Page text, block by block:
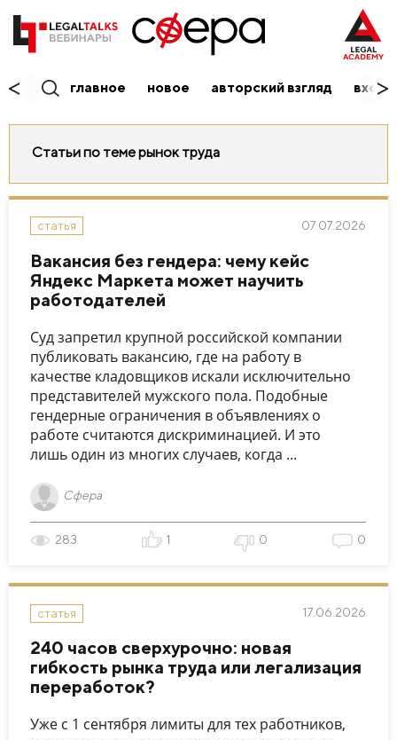
главное новое авторский взгляд вход/
Статьи по теме рынок труда
статья 07.07.2026
Вакансия без гендера: чему кейс
Яндекс Маркета может научить
работодателей
Суд запретил крупной российской компании
публиковать вакансию, где на работу в
качестве кладовщиков искали исключительно
представителей мужского пола. Подобные
гендерные ограничения в объявлениях о
работе считаются дискриминацией. И это
лишь один из многих случаев, когда ...
Сфера
283 1 0 0
статья 17.06.2026
240 часов сверхурочно: новая
гибкость рынка труда или легализация
переработок?
Уже с 1 сентября лимиты для тех работников,